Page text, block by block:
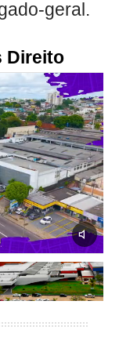
geral.
Direito